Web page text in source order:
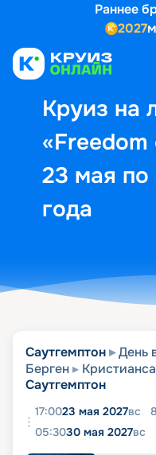
Раннее
2027
Круиз на
23 мая
года
Саутгемптон День
Берген
Саутгемптон
17:0023 мая 2027вс 8
05:3030 мая 2027вс